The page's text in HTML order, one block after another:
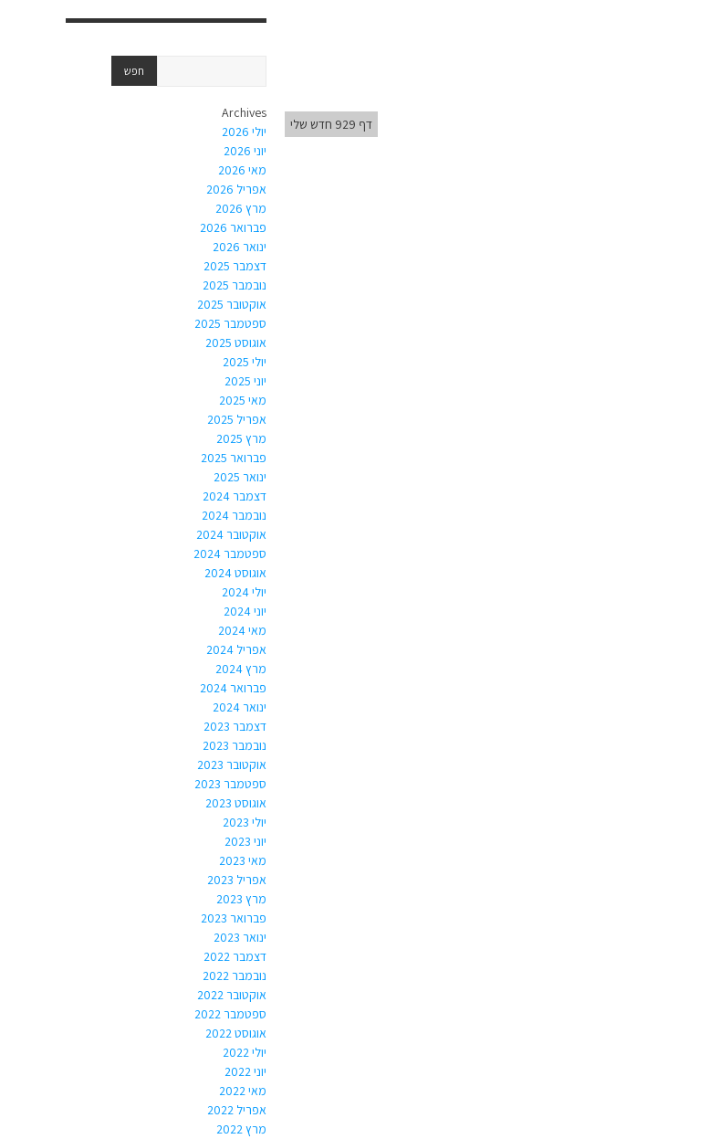
דף 929 חדש שלי
Archives
יולי 2026
יוני 2026
מאי 2026
אפריל 2026
מרץ 2026
פברואר 2026
ינואר 2026
דצמבר 2025
נובמבר 2025
אוקטובר 2025
ספטמבר 2025
אוגוסט 2025
יולי 2025
יוני 2025
מאי 2025
אפריל 2025
מרץ 2025
פברואר 2025
ינואר 2025
דצמבר 2024
נובמבר 2024
אוקטובר 2024
ספטמבר 2024
אוגוסט 2024
יולי 2024
יוני 2024
מאי 2024
אפריל 2024
מרץ 2024
פברואר 2024
ינואר 2024
דצמבר 2023
נובמבר 2023
אוקטובר 2023
ספטמבר 2023
אוגוסט 2023
יולי 2023
יוני 2023
מאי 2023
אפריל 2023
מרץ 2023
פברואר 2023
ינואר 2023
דצמבר 2022
נובמבר 2022
אוקטובר 2022
ספטמבר 2022
אוגוסט 2022
יולי 2022
יוני 2022
מאי 2022
אפריל 2022
מרץ 2022